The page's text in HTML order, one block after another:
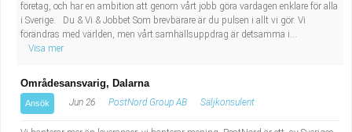
företag, och har en ambition att genom vårt jobb göra vardagen enklare för alla
i Sverige. Du & Vi & Jobbet Som brevbärare är du pulsen i allt vi gör. Vi
förändras med världen, men vårt samhällsuppdrag är detsamma i...
Visa mer
Områdesansvarig, Dalarna
Ansök Jun 26 PostNord Group AB Säljkonsulent